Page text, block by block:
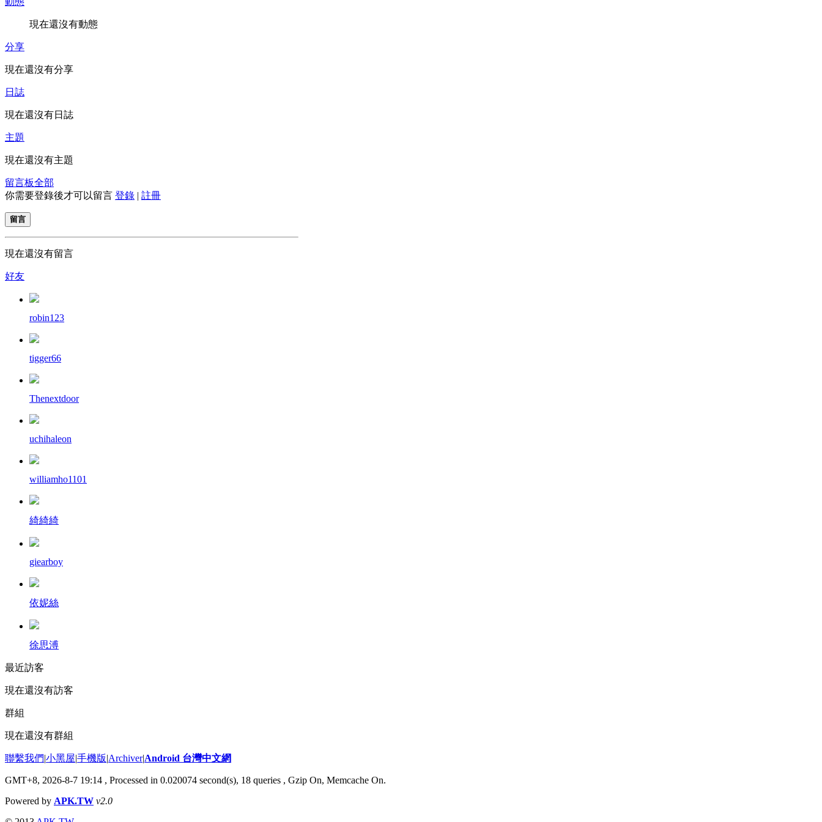
現在還沒有動態
分享
現在還沒有分享
日誌
現在還沒有日誌
主題
現在還沒有主題
留言板全部
你需要登錄後才可以留言 登錄 | 註冊
留言
現在還沒有留言
好友
robin123
tigger66
Thenextdoor
uchihaleon
williamho1101
綺綺綺
giearboy
依妮絲
徐思溥
最近訪客
現在還沒有訪客
群組
現在還沒有群組
聯繫我們|小黑屋|手機版|Archiver|Android 台灣中文網
GMT+8, 2026-8-7 19:14 , Processed in 0.020074 second(s), 18 queries , Gzip On, Memcache On.
Powered by APK.TW v2.0